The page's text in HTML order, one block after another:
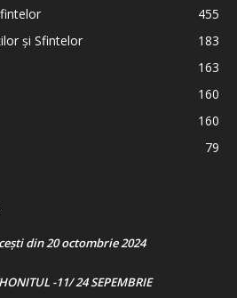
455
și Sfintelor
183
163
160
160
79
din 20 octombrie 2024
-11/ 24 SEPEMBRIE